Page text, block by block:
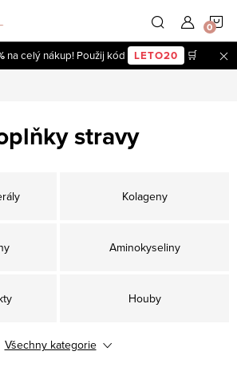
na celý nákup! Použij kód LETO20 🛒
stravy
Kolageny
Aminokyseliny
Houby
Všechny kategorie